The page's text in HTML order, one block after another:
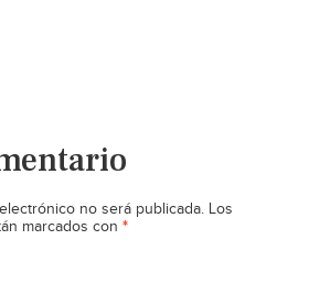
no será publicada. Los
marcados con *